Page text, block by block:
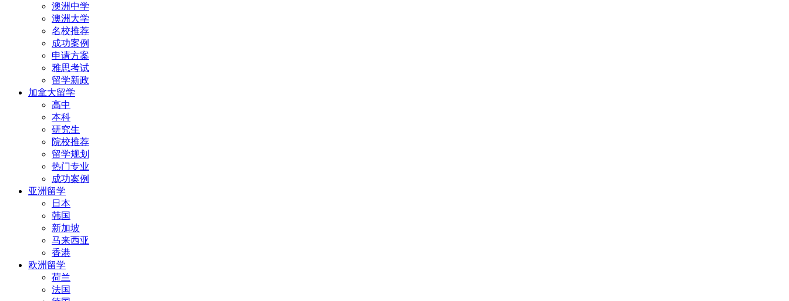
澳洲中学
澳洲大学
名校推荐
成功案例
申请方案
雅思考试
留学新政
加拿大留学
高中
本科
研究生
院校推荐
留学规划
热门专业
成功案例
亚洲留学
日本
韩国
新加坡
马来西亚
香港
欧洲留学
荷兰
法国